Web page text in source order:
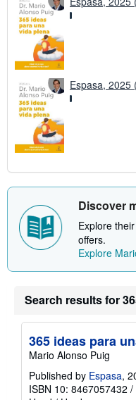
Espasa, 2025
Discover
Explore
offers.
Explore
Search results for
365 ideas para
Mario Alonso Puig
Published by Espasa,
ISBN 10: 8467057432 /